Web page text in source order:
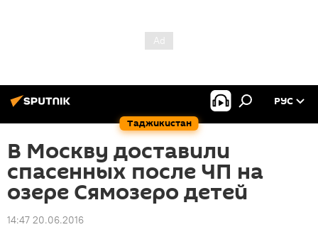
Таджикистан
РУС
В Москву доставили
спасенных после ЧП на
озере Сямозеро детей
14:47 20.06.2016